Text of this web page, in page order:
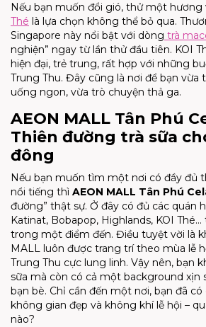
Nếu bạn muốn đổi gió, thử một hương
Thé là lựa chọn không thể bỏ qua.
Singapore này nổi bật với dòng trà
nghiện” ngay từ lần thử đầu tiên. KOI
hiện đại, trẻ trung, rất hợp với những
Trung Thu. Đây cũng là nơi để bạn
uống ngon, vừa trò chuyện thả ga.
AEON MALL Tân Phú
Thiên đường trà sữa
đông
Nếu bạn muốn tìm một nơi có đầy đủ
nổi tiếng thì AEON MALL Tân Phú
đường” thật sự. Ở đây có đủ các quán
Katinat, Bobapop, Highlands, KOI
trong một điểm đến. Điều tuyệt vời là
MALL luôn được trang trí theo mùa lễ
Trung Thu cực lung linh. Vậy nên, bạn
sữa mà còn có cả một background xịn
bạn bè. Chỉ cần đến một nơi, bạn đã có
không gian đẹp và không khí lễ hội –
nào?